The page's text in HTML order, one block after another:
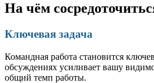
На чём
Ключевая задача
Командная работа становится
обсуждениях усиливает вашу
общий темп работы.